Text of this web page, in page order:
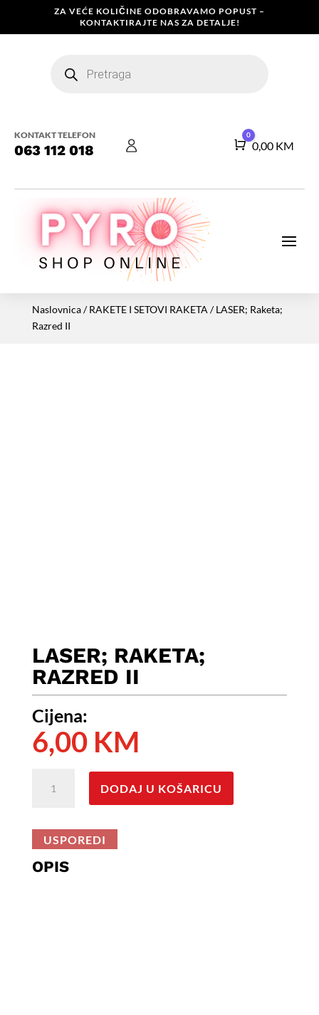
ZA VEĆE KOLIČINE ODOBRAVAMO POPUST –
KONTAKTIRAJTE NAS ZA DETALJE!
search
KONTAKT TELEFON
063 112 018 Košarica
0
0,00 KM
Naslovnica/RAKETE I SETOVI RAKETA / LASER; Raketa;
Razred II
LASER; RAKETA;
RAZRED II
Cijena:
6,00 KM
Raketa;
količina
DODAJ U KOŠARICU
USPOREDI
OPIS